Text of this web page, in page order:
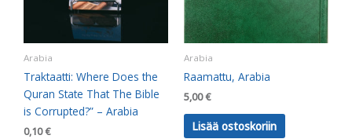
Arabia
Traktaatti: Where Does the
Quran State That The Bible
is Corrupted?” – Arabia
0,10€
Arabia
Raamattu, Arabia
5,00€
Lisää ostoskoriin